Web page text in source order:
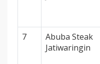
7
Abuba Steak
Jatiwaringin